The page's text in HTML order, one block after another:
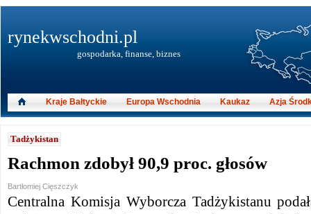
Tadżykistan
Rachmon zdobył 90,9 proc. głosów
Bartłomiej Cięszczyk
Centralna Komisja Wyborcza Tadżykistanu
rynekwschodni.pl
gospodarka, finanse, biznes
Kraje Bałtyckie Europa Wschodnia Kaukaz Azja